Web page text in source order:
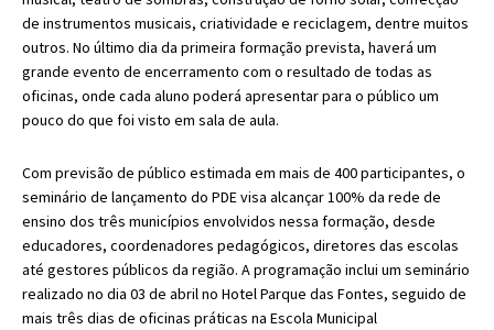
de instrumentos musicais, criatividade e reciclagem, dentre muitos
outros. No último dia da primeira formação prevista, haverá um
grande evento de encerramento com o resultado de todas as
oficinas, onde cada aluno poderá apresentar para o público um
pouco do que foi visto em sala de aula.
Com previsão de público estimada em mais de 400 participantes, o
seminário de lançamento do PDE visa alcançar 100% da rede de
ensino dos três municípios envolvidos nessa formação, desde
educadores, coordenadores pedagógicos, diretores das escolas
até gestores públicos da região. A programação inclui um seminário
realizado no dia 03 de abril no Hotel Parque das Fontes, seguido de
mais três dias de oficinas práticas na Escola Municipal